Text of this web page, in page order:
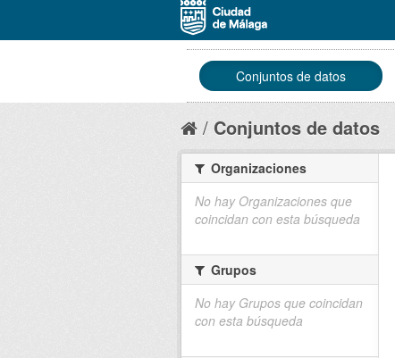
Conjuntos de datos
Conjuntos de datos
Organizaciones
No hay Organizaciones que
coincidan con esta búsqueda
Grupos
No hay Grupos que coincidan
con esta búsqueda